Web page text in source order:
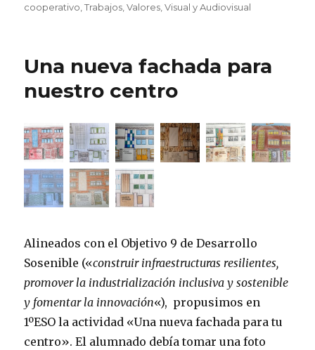
cooperativo ,Trabajos ,Valores ,Visual y Audiovisual
Una nueva fachada para
nuestro centro
Alineados con el Objetivo 9 de Desarrollo
Sosenible («construir infraestructuras resilientes,
promover la industrialización inclusiva y sostenible
y fomentar la innovación«), propusimos en
1ºESO la actividad «Una nueva fachada para tu
centro». El alumnado debía tomar una foto